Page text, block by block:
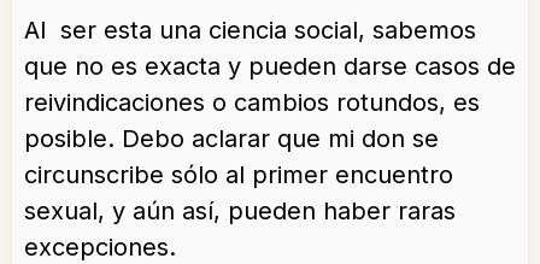
Al ser esta una ciencia social, sabemos
que no es exacta y pueden darse casos de
reivindicaciones o cambios rotundos, es
posible. Debo aclarar que mi don se
circunscribe sólo al primer encuentro
sexual, y aún así, pueden haber raras
excepciones.